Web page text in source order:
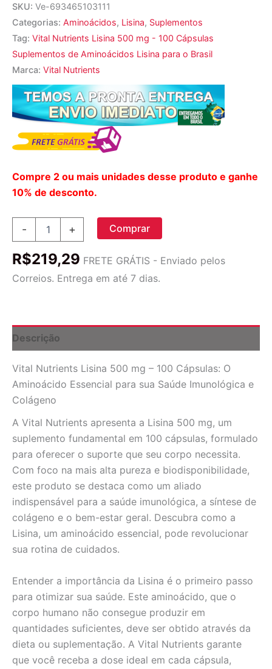
SKU: Ve-693465103111
Categorias: Aminoácidos, Lisina, Suplementos
Tag: Vital Nutrients Lisina 500 mg - 100 Cápsulas
Suplementos de Aminoácidos Lisina para o Brasil
Marca: Vital Nutrients
Compre 2 ou mais unidades desse produto e ganhe
10% de desconto.
-
500
-
sua
Saúde
Bem-
Estar
quantidade
+ Comprar
R$219,29 FRETE GRÁTIS - Enviado pelos
Correios. Entrega em até 7 dias.
Descrição
Vital Nutrients Lisina 500 mg – 100 Cápsulas: O
Aminoácido Essencial para sua Saúde Imunológica e
Colágeno
A Vital Nutrients apresenta a Lisina 500 mg, um
suplemento fundamental em 100 cápsulas, formulado
para oferecer o suporte que seu corpo necessita.
Com foco na mais alta pureza e biodisponibilidade,
este produto se destaca como um aliado
indispensável para a saúde imunológica, a síntese de
colágeno e o bem-estar geral. Descubra como a
Lisina, um aminoácido essencial, pode revolucionar
sua rotina de cuidados.
Entender a importância da Lisina é o primeiro passo
para otimizar sua saúde. Este aminoácido, que o
corpo humano não consegue produzir em
quantidades suficientes, deve ser obtido através da
dieta ou suplementação. A Vital Nutrients garante
que você receba a dose ideal em cada cápsula,